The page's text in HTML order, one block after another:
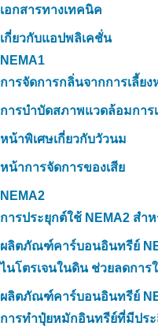
เอกสารทางเทคนิค
เกี่ยวกับแอปพลิเคชั่น
NEMA1
การจัดการกลิ่นจากการเลี้ยง
การบำบัดสภาพแวดล้อมการ
หน้าพิเศษเกี่ยวกับวัวนม
หน้าการจัดการของเสีย
NEMA2
การประยุกต์ใช้ NEMA2 ส
ผลิตภัณฑ์คาร์บอนอินทรีย์
ไนโตรเจนในดิน ช่วยลดกา
ผลิตภัณฑ์คาร์บอนอินทรีย์
การทำปุ๋ยหมักอินทรีย์ที่มีปร